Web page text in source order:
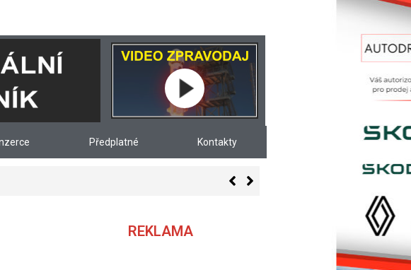
Předplatné Kontakty
REKLAMA